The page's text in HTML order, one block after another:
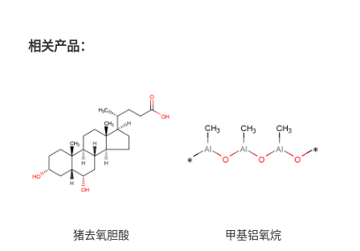
相关产品：
猪去氧胆酸 甲基铝氧烷